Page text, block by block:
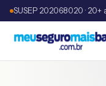
SUSEP 202068020 · 20+